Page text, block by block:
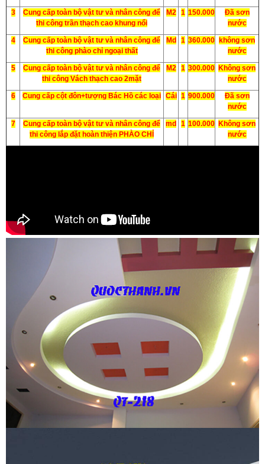
3
Cung cấp toàn bộ vật tư và nhân công để
thi công trần thạch cao khung nổi
M2 1 150.000
Đã sơn
nước
4
Cung cấp toàn bộ vật tư và nhân công để
thi công phào chỉ ngoại thất
Md 1 360.000 không sơn
nước
5
Cung cấp toàn bộ vật tư và nhân công để
thi công Vách thạch cao 2mặt
M2 1 300.000 Không sơn
nước
6 Cung cấp cột đôn+tượng Bác Hồ các loại Cái 1 900.000
Đã sơn
nước
7
Cung cấp toàn bộ vật tư và nhân công để
thi công lắp đặt hoàn thiện PHÀO CHỈ
md 1 100.000 Không sơn
nước